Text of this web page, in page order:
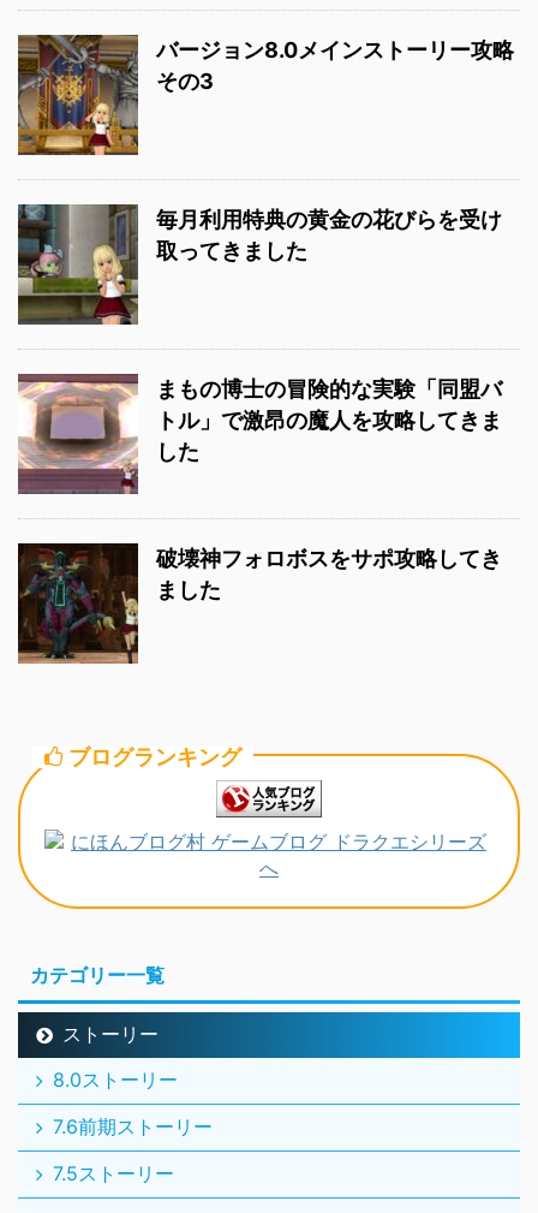
バージョン8.0メインストーリー攻略
その3
毎月利用特典の黄金の花びらを受け
取ってきました
まもの博士の冒険的な実験「同盟バ
トル」で激昂の魔人を攻略してきま
した
破壊神フォロボスをサポ攻略してき
ました
ブログランキング
カテゴリー一覧
ストーリー
8.0ストーリー
7.6前期ストーリー
7.5ストーリー